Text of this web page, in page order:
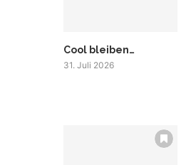
Cool bleiben…
31. Juli 2026